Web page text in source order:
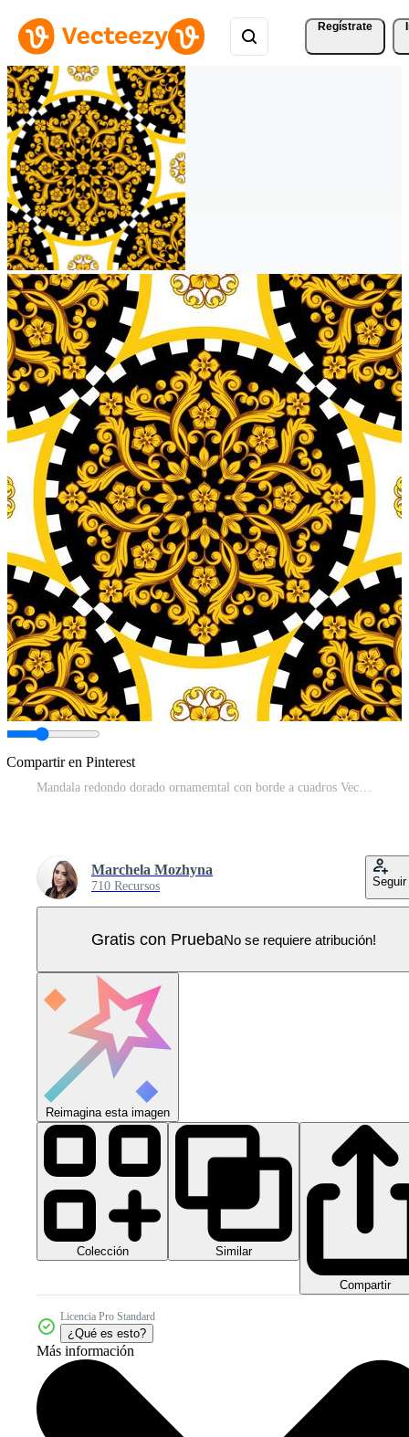
Regístrate
Compartir en Pinterest
Mandala redondo dorado ornamemtal con borde a cuadros Vector Pro
Marchela Mozhyna
710 Recursos Seguir
Gratis con PruebaNo se requiere atribución!
Reimagina esta imagen
Colección Similar
Compartir
Licencia Pro Standard
¿Qué es esto?
Más información